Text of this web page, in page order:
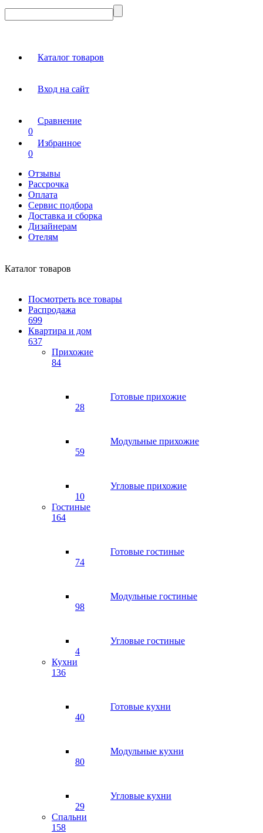
Каталог товаров
Вход на сайт
Сравнение
0
Избранное
0
Отзывы
Рассрочка
Оплата
Сервис подбора
Доставка и сборка
Дизайнерам
Отелям
Каталог товаров
Посмотреть все товары
Распродажа
699
Квартира и дом
637
Прихожие
84
Готовые прихожие
28
Модульные прихожие
59
Угловые прихожие
10
Гостиные
164
Готовые гостиные
74
Модульные гостиные
98
Угловые гостиные
4
Кухни
136
Готовые кухни
40
Модульные кухни
80
Угловые кухни
29
Спальни
158